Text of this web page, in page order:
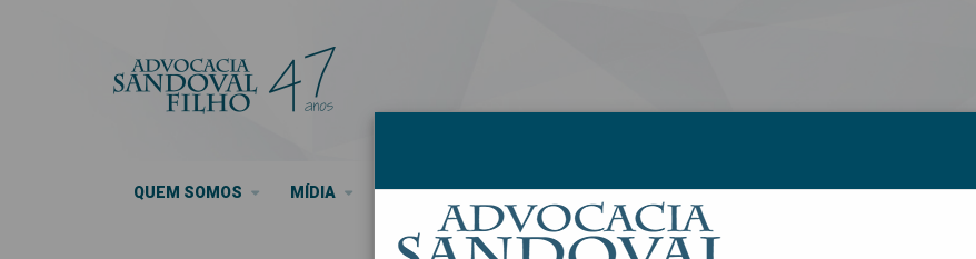
QUEM SOMOS MÍDIA SEUS DIREITOS LGPD TRABALHE CONOSCO CONTATO